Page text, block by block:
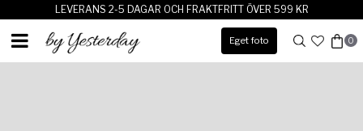
LEVERANS 2-5 DAGAR OCH FRAKTFRITT ÖVER 599 KR
Eget foto 0